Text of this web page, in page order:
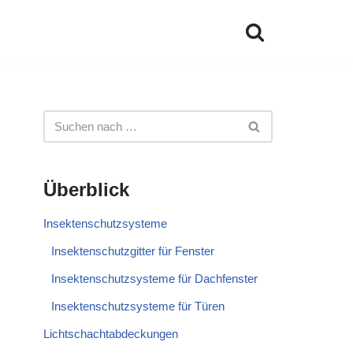
Überblick
Insektenschutzsysteme
Insektenschutzgitter für Fenster
Insektenschutzsysteme für Dachfenster
Insektenschutzsysteme für Türen
Lichtschachtabdeckungen